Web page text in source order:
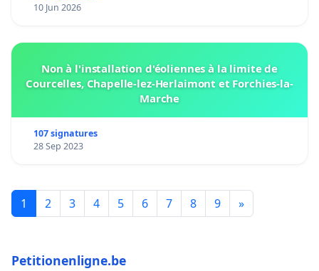
10 Jun 2026
Non à l'installation d'éoliennes à la limite de
Courcelles, Chapelle-lez-Herlaimont et Forchies-la-
Marche
107 signatures
28 Sep 2023
1 2 3 4 5 6 7 8 9 »
Petitionenligne.be